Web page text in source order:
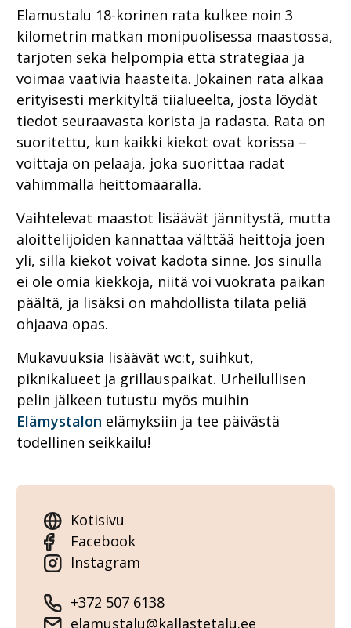
Elamustalu 18-korinen rata kulkee noin 3
kilometrin matkan monipuolisessa maastossa,
tarjoten sekä helpompia että strategiaa ja
voimaa vaativia haasteita. Jokainen rata alkaa
erityisesti merkityltä tiialueelta, josta löydät
tiedot seuraavasta korista ja radasta. Rata on
suoritettu, kun kaikki kiekot ovat korissa –
voittaja on pelaaja, joka suorittaa radat
vähimmällä heittomäärällä.
Vaihtelevat maastot lisäävät jännitystä, mutta
aloittelijoiden kannattaa välttää heittoja joen
yli, sillä kiekot voivat kadota sinne. Jos sinulla
ei ole omia kiekkoja, niitä voi vuokrata paikan
päältä, ja lisäksi on mahdollista tilata peliä
ohjaava opas.
Mukavuuksia lisäävät wc:t, suihkut,
piknikalueet ja grillauspaikat. Urheilullisen
pelin jälkeen tutustu myös muihin
Elämystalon elämyksiin ja tee päivästä
todellinen seikkailu!
Kotisivu
Facebook
Instagram
+372 507 6138
elamustalu@kallastetalu.ee